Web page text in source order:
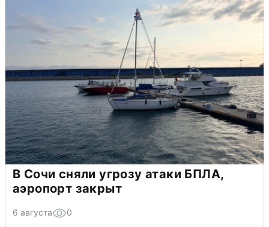
В Сочи сняли угрозу атаки БПЛА,
аэропорт закрыт
6 августа 0